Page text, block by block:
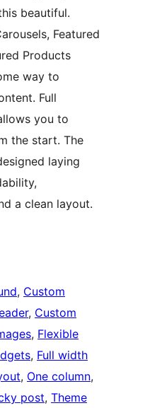
beautiful.
Featured
Products
way to
Full
you to
the start. The
laying
a clean layout.
, Custom
, Custom
, Flexible
, Full width
, One column
post, Theme